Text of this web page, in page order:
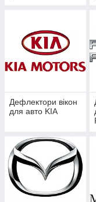
Дефлектори вікон
для авто KIA